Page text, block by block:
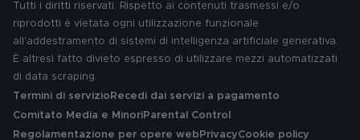
Tutti i diritti riservati. Rispetto ai contenuti trasmessi e/o
riprodotti è vietata ogni utilizzazione funzionale
all'addestramento di sistemi di intelligenza artificiale generativa.
È altresì fatto divieto espresso di utilizzare mezzi automatizzati
di data scraping.
Termini di servizio Recedi dai servizi a pagamento
Comitato Media e MinoriParental Control
Regolamentazione per opere web PrivacyCookie policy